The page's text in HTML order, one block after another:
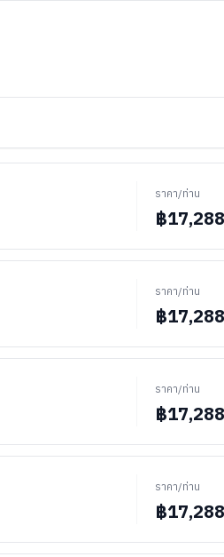
ราคา/ท่าน
฿17,288
ราคา/ท่าน
฿17,288
ราคา/ท่าน
฿17,288
ราคา/ท่าน
฿17,288